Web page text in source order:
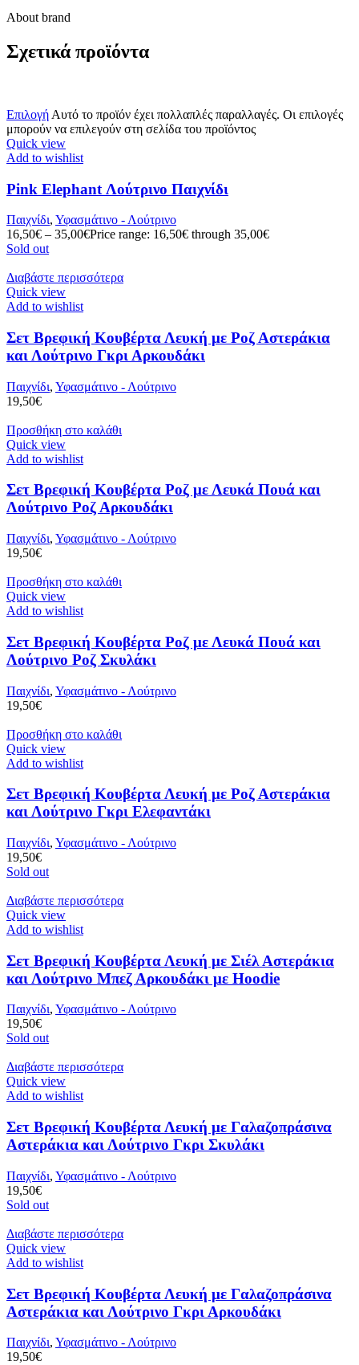
About brand
Σχετικά προϊόντα
Επιλογή Αυτό το προϊόν έχει πολλαπλές παραλλαγές. Οι επιλογές
μπορούν να επιλεγούν στη σελίδα του προϊόντος
Quick view
Add to wishlist
Pink Elephant Λούτρινο Παιχνίδι
Παιχνίδι, Υφασμάτινο - Λούτρινο
16,50€ – 35,00€Price range: 16,50€ through 35,00€
Sold out
Διαβάστε περισσότερα
Quick view
Add to wishlist
Σετ Βρεφική Κουβέρτα Λευκή με Ροζ Αστεράκια
και Λούτρινο Γκρι Αρκουδάκι
Παιχνίδι, Υφασμάτινο - Λούτρινο
19,50€
Προσθήκη στο καλάθι
Quick view
Add to wishlist
Σετ Βρεφική Κουβέρτα Ροζ με Λευκά Πουά και
Λούτρινο Ροζ Αρκουδάκι
Παιχνίδι, Υφασμάτινο - Λούτρινο
19,50€
Προσθήκη στο καλάθι
Quick view
Add to wishlist
Σετ Βρεφική Κουβέρτα Ροζ με Λευκά Πουά και
Λούτρινο Ροζ Σκυλάκι
Παιχνίδι, Υφασμάτινο - Λούτρινο
19,50€
Προσθήκη στο καλάθι
Quick view
Add to wishlist
Σετ Βρεφική Κουβέρτα Λευκή με Ροζ Αστεράκια
και Λούτρινο Γκρι Ελεφαντάκι
Παιχνίδι, Υφασμάτινο - Λούτρινο
19,50€
Sold out
Διαβάστε περισσότερα
Quick view
Add to wishlist
Σετ Βρεφική Κουβέρτα Λευκή με Σιέλ Αστεράκια
και Λούτρινο Μπεζ Αρκουδάκι με Hoodie
Παιχνίδι, Υφασμάτινο - Λούτρινο
19,50€
Sold out
Διαβάστε περισσότερα
Quick view
Add to wishlist
Σετ Βρεφική Κουβέρτα Λευκή με Γαλαζοπράσινα
Αστεράκια και Λούτρινο Γκρι Σκυλάκι
Παιχνίδι, Υφασμάτινο - Λούτρινο
19,50€
Sold out
Διαβάστε περισσότερα
Quick view
Add to wishlist
Σετ Βρεφική Κουβέρτα Λευκή με Γαλαζοπράσινα
Αστεράκια και Λούτρινο Γκρι Αρκουδάκι
Παιχνίδι, Υφασμάτινο - Λούτρινο
19,50€